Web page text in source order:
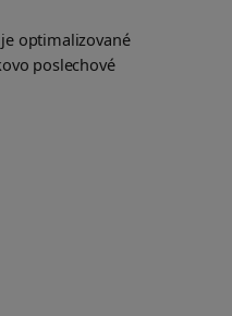
optimalizované
poslechové